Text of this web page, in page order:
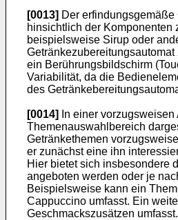
[0013] Der
hinsichtlich der Komponenten
beispielsweise Sirup oder
ein Berührungsbildschirm
Variabilität, da die
des
[0014]
In einer
Themenauswahlbereich
Getränkethemen
er zunächst eine ihn
Hier bietet sich insbesondere
angeboten werden oder je
Beispielsweise kann ein
Cappuccino umfasst. Ein
Geschmackszusätzen